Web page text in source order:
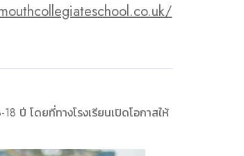
ปี โดยที่ทางโรงเรียนเปิดโอกาสให้